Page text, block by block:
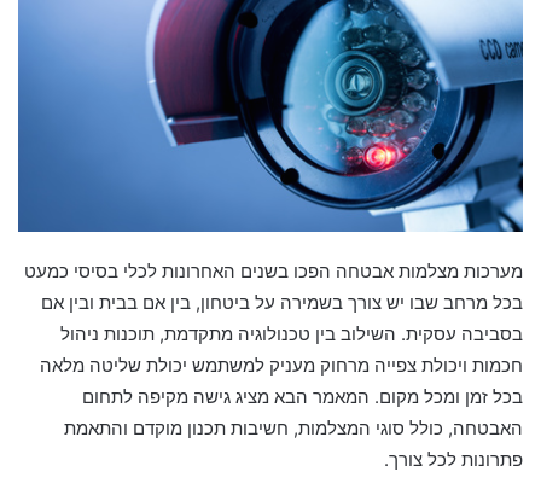
מערכות מצלמות אבטחה הפכו בשנים האחרונות לכלי בסיסי כמעט
בכל מרחב שבו יש צורך בשמירה על ביטחון, בין אם בבית ובין אם
בסביבה עסקית. השילוב בין טכנולוגיה מתקדמת, תוכנות ניהול
חכמות ויכולת צפייה מרחוק מעניק למשתמש יכולת שליטה מלאה
בכל זמן ומכל מקום. המאמר הבא מציג גישה מקיפה לתחום
האבטחה, כולל סוגי המצלמות, חשיבות תכנון מוקדם והתאמת
פתרונות לכל צורך.